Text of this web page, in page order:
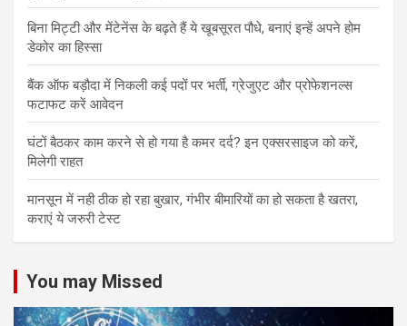
बिना मिट्टी और मेंटेनेंस के बढ़ते हैं ये खूबसूरत पौधे, बनाएं इन्‍हें अपने होम
डेकोर का हिस्‍सा
बैंक ऑफ बड़ौदा में निकली कई पदों पर भर्ती, ग्रेजुएट और प्रोफेशनल्स
फटाफट करें आवेदन
घंटों बैठकर काम करने से हो गया है कमर दर्द? इन एक्सरसाइज को करें,
मिलेगी राहत
मानसून में नही ठीक हो रहा बुखार, गंभीर बीमारियों का हो सकता है खतरा,
कराएं ये जरुरी टेस्ट
You may Missed